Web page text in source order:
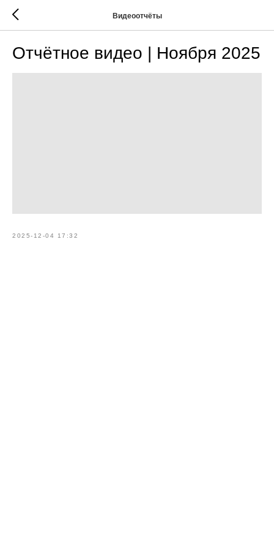
Видеоотчёты
Отчётное видео | Ноября 2025
2025-12-04 17:32